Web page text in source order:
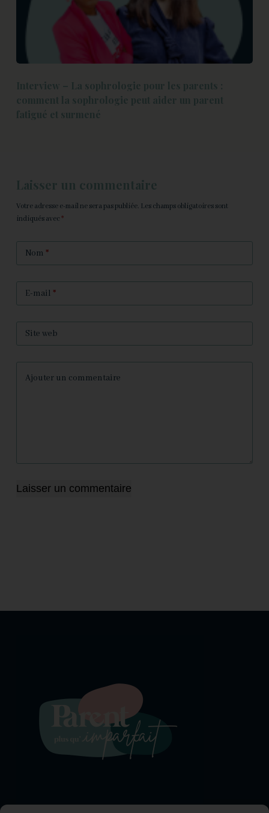
Interview – La sophrologie pour les parents :
comment la sophrologie peut aider un parent
fatigué et surmené
Laisser un commentaire
Votre adresse e-mail ne sera pas publiée. Les champs obligatoires sont
indiqués avec*
Nom *
E-mail *
Site web
Ajouter un commentaire
Laisser un commentaire